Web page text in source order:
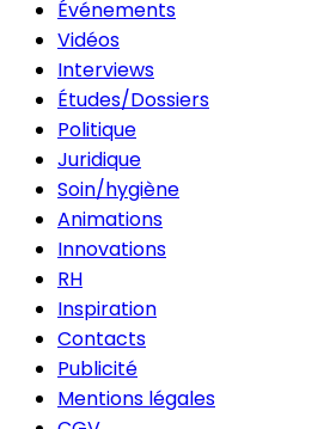
Événements
Vidéos
Interviews
Études/Dossiers
Politique
Juridique
Soin/hygiène
Animations
Innovations
RH
Inspiration
Contacts
Publicité
Mentions légales